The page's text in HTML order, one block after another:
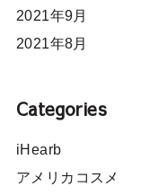
2021年9月
2021年8月
Categories
iHearb
アメリカコスメ